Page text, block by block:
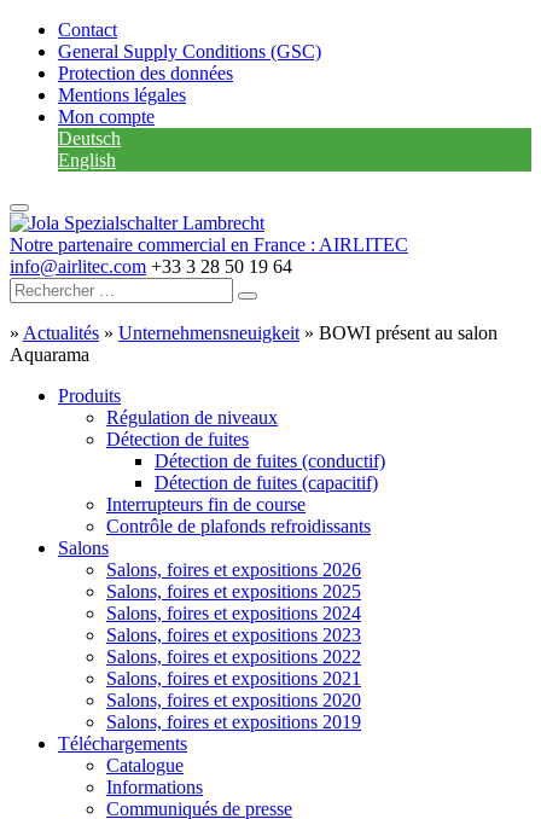
Contact
General Supply Conditions (GSC)
Protection des données
Mentions légales
Mon compte
Deutsch
English
Notre partenaire commercial en France : AIRLITEC
info@airlitec.com +33 3 28 50 19 64
» Actualités » Unternehmensneuigkeit » BOWI présent au salon
Aquarama
Produits
Régulation de niveaux
Détection de fuites
Détection de fuites (conductif)
Détection de fuites (capacitif)
Interrupteurs fin de course
Contrôle de plafonds refroidissants
Salons
Salons, foires et expositions 2026
Salons, foires et expositions 2025
Salons, foires et expositions 2024
Salons, foires et expositions 2023
Salons, foires et expositions 2022
Salons, foires et expositions 2021
Salons, foires et expositions 2020
Salons, foires et expositions 2019
Téléchargements
Catalogue
Informations
Communiqués de presse